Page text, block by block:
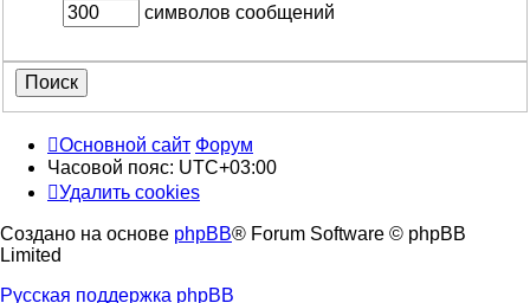
символов сообщений
Основной сайт Форум
Часовой пояс: UTC+03:00
Удалить cookies
Создано на основе phpBB® Forum Software © phpBB
Limited
Русская поддержка phpBB